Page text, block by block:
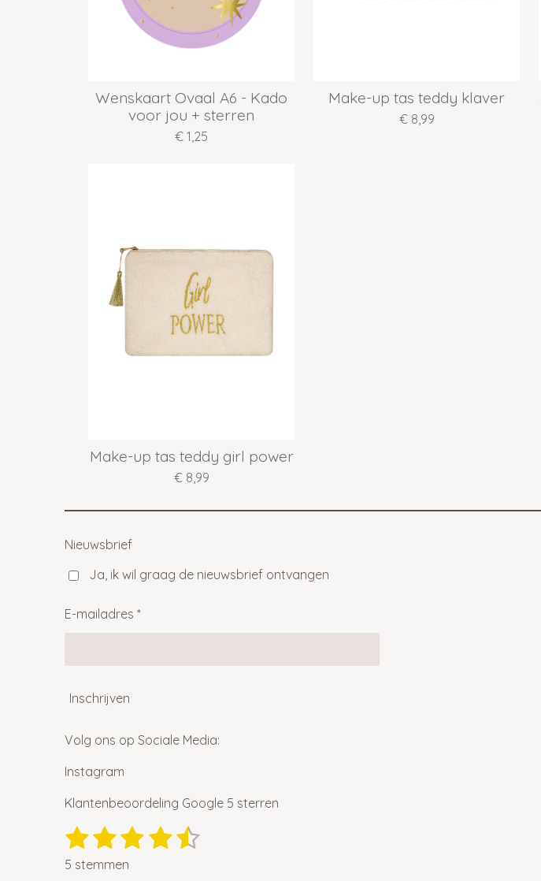
Wenskaart Ovaal A6 - Kado
voor jou + sterren
€ 1,25
Make-up tas teddy klaver
€ 8,99
Make-up tas teddy girl power
€ 8,99
Nieuwsbrief
Ja, ik wil graag de nieuwsbrief ontvangen
E-mailadres *
Inschrijven
Volg ons op Sociale Media:
Instagram
Klantenbeoordeling Google 5 sterren
R
a
t
1
s
2
s
3
s
4 5
S
5 stemmen